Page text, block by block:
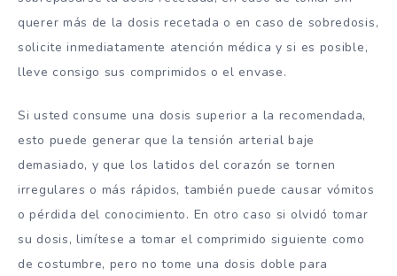
querer más de la dosis recetada o en caso de sobredosis,
solicite inmediatamente atención médica y si es posible,
lleve consigo sus comprimidos o el envase.
Si usted consume una dosis superior a la recomendada,
esto puede generar que la tensión arterial baje
demasiado, y que los latidos del corazón se tornen
irregulares o más rápidos, también puede causar vómitos
o pérdida del conocimiento. En otro caso si olvidó tomar
su dosis, limítese a tomar el comprimido siguiente como
de costumbre, pero no tome una dosis doble para